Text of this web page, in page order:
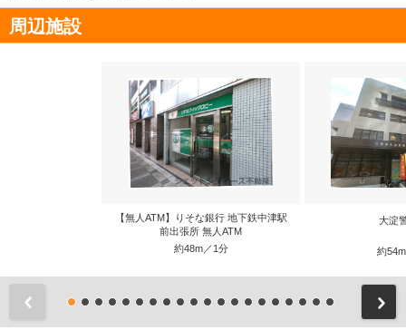
周辺施設
【無人ATM】りそな銀行 地下鉄中津駅
前出張所 無人ATM
約48m／1分
大淀
約